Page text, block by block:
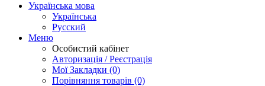
Українська мова
Українська
Русский
Меню
Особистий кабінет
Авторизація / Реєстрація
Мої Закладки (0)
Порівняння товарів (0)